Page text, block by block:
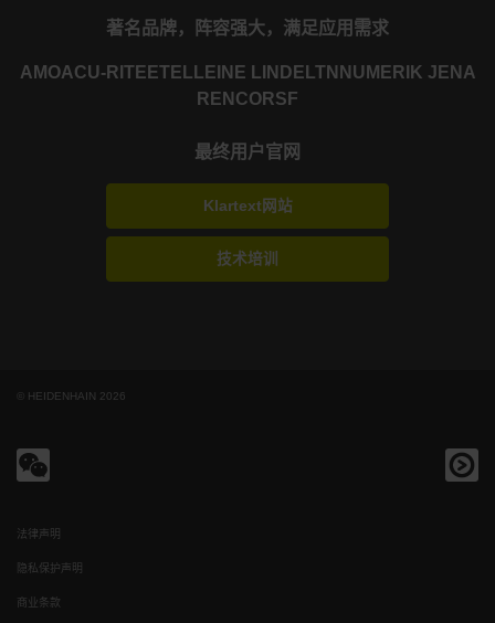
著名品牌，阵容强大，满足应用需求
AMOACU-RITE ETEL LEINE LINDE LTN NUMERIK JENA
RENCORSF
最终用户官网
Klartext网站
技术培训
© HEIDENHAIN 2026
法律声明
隐私保护声明
商业条款